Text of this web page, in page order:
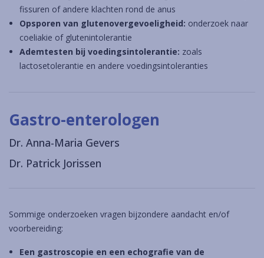
fissuren of andere klachten rond de anus
Opsporen van glutenovergevoeligheid: onderzoek naar
coeliakie of glutenintolerantie
Ademtesten bij voedingsintolerantie: zoals
lactosetolerantie en andere voedingsintoleranties
Gastro-enterologen
Dr. Anna-Maria Gevers
Dr. Patrick Jorissen
Sommige onderzoeken vragen bijzondere aandacht en/of
voorbereiding:
Een gastroscopie en een echografie van de